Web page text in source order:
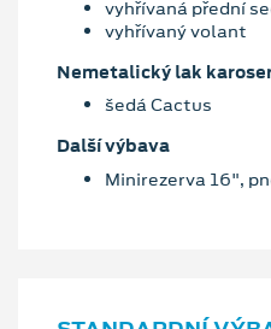
vyhřívaná přední
vyhřívaný volant
Nemetalický lak
šedá Cactus
Další výbava
Minirezerva 16",